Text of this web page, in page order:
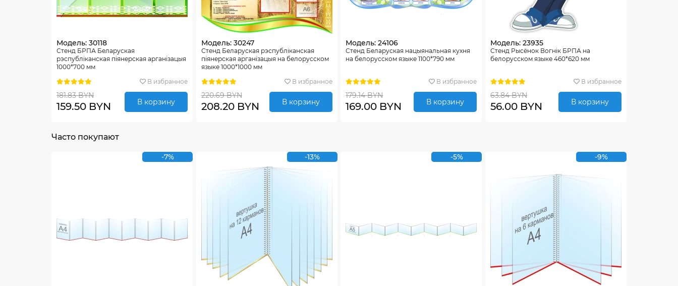
Модель: 30118
Стенд БРПА Беларуская
рэспубліканская піянерская арганізацыя
1000*700 мм
В избранное
181.83 BYN
159.50 BYN В корзину
Модель: 30247
Стенд Беларуская рэспублiканская
пiянерская арганiзацыя на белорусском
языке 1000*1000 мм
В избранное
220.69 BYN
208.20 BYN В корзину
Модель: 24106
Стенд Беларуская нацыянальная кухня
на белорусском языке 1100*790 мм
В избранное
179.14 BYN
169.00 BYN В корзину
Модель: 23935
Стенд Рысёнок Вогнiк БРПА на
белорусском языке 460*620 мм
В избранное
63.84 BYN
56.00 BYN В корзину
Часто покупают
-7% -13% -5% -9%